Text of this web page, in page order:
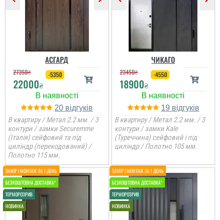
Оля
Велике дякую
менеджеру Віталію за
пораду у виборі дверей,
порадив доплатити
більше і взяти
достойний варіант для
квартири. ...
АСГАРД
27350₴
22000₴
-5350
20
В квартиру / Метал 2.2 мм. / 3
контури / замки Securemme
(Італія) сейфовий та під
циліндр (перекодований) /
Полотно 115 мм.
ЧИКАГО
23450₴
18900₴
-4550
19
В квартиру / Метал 2.2 мм. / 3
контури / замки Kale
(Туреччина) сейфовий і під
циліндр / Полотно 105 мм.